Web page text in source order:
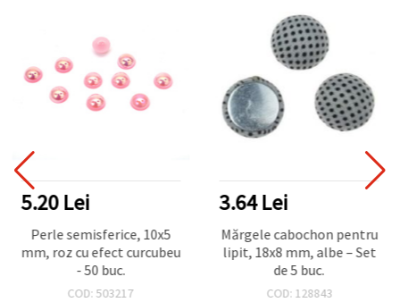
5.20 Lei
Perle semisferice, 10x5
mm, roz cu efect curcubeu
- 50 buc.
COD: 503217
3.64 Lei
Mărgele cabochon pentru
lipit, 18x8 mm, albe – Set
de 5 buc.
COD: 128843